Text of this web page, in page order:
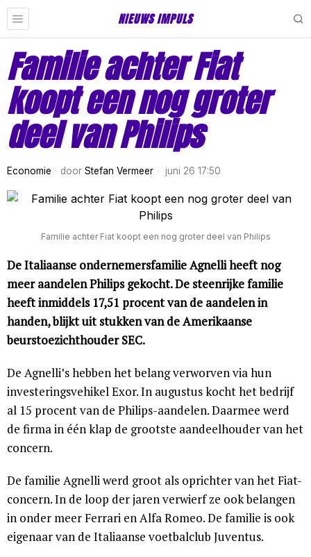
NIEUWS IMPULS
Familie achter Fiat
koopt een nog groter
deel van Philips
Economie door Stefan Vermeer juni 26 17:50
Familie achter Fiat koopt een nog groter deel van Philips
De Italiaanse ondernemersfamilie Agnelli heeft nog
meer aandelen Philips gekocht. De steenrijke familie
heeft inmiddels 17,51 procent van de aandelen in
handen, blijkt uit stukken van de Amerikaanse
beurstoezichthouder SEC.
De Agnelli’s hebben het belang verworven via hun
investeringsvehikel Exor. In augustus kocht het bedrijf
al 15 procent van de Philips-aandelen. Daarmee werd
de firma in één klap de grootste aandeelhouder van het
concern.
De familie Agnelli werd groot als oprichter van het Fiat-
concern. In de loop der jaren verwierf ze ook belangen
in onder meer Ferrari en Alfa Romeo. De familie is ook
eigenaar van de Italiaanse voetbalclub Juventus.